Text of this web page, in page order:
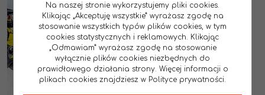
Na naszej stronie wykorzystujemy pliki cookies.
Klikając „Akceptuję wszystkie” wyrażasz zgodę na
stosowanie wszystkich typów plików cookies, w tym
cookies statystycznych i reklamowych. Klikając
„Odmawiam” wyrażasz zgodę na stosowanie
wyłącznie plików cookies niezbędnych do
prawidłowego działania strony. Więcej informacji o
plikach cookies znajdziesz w Polityce prywatności.